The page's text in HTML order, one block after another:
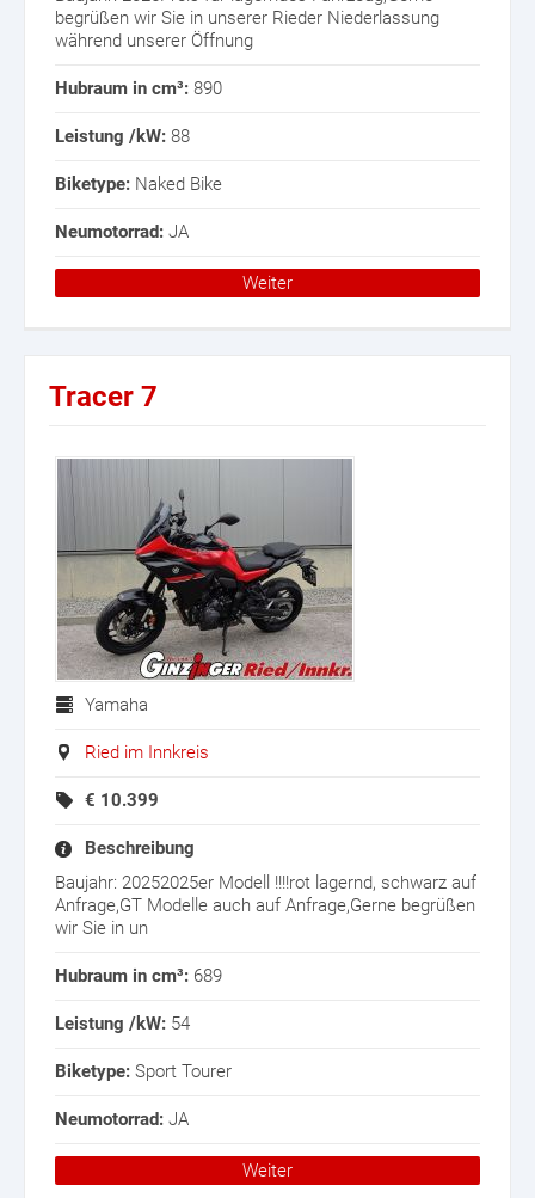
begrüßen wir Sie in unserer Rieder Niederlassung
während unserer Öffnung
Hubraum in cm³: 890
Leistung /kW: 88
Biketype: Naked Bike
Neumotorrad: JA
Weiter
Tracer 7
Yamaha
Ried im Innkreis
€ 10.399
Beschreibung
Baujahr: 20252025er Modell !!!!rot lagernd, schwarz auf
Anfrage,GT Modelle auch auf Anfrage,Gerne begrüßen
wir Sie in un
Hubraum in cm³: 689
Leistung /kW: 54
Biketype: Sport Tourer
Neumotorrad: JA
Weiter